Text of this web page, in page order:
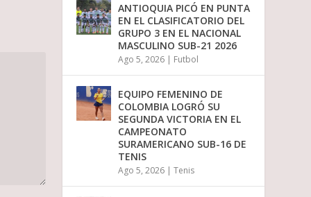
ANTIOQUIA PICÓ EN PUNTA
EN EL CLASIFICATORIO DEL
GRUPO 3 EN EL NACIONAL
MASCULINO SUB-21 2026
Ago 5, 2026 | Futbol
EQUIPO FEMENINO DE
COLOMBIA LOGRÓ SU
SEGUNDA VICTORIA EN EL
CAMPEONATO
SURAMERICANO SUB-16 DE
TENIS
Ago 5, 2026 |Tenis